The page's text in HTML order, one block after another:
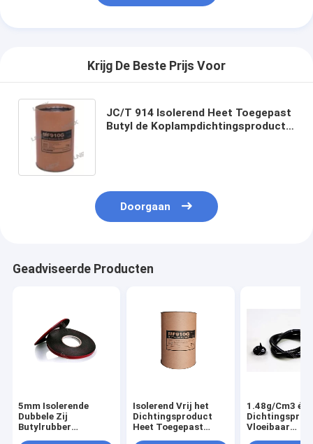
Krijg De Beste Prijs Voor
JC/T 914 Isolerend Heet Toegepast
Butyl de Koplampdichtingsproduct
Doorgaan
Geadviseerde Producten
5mm Isolerende
Dubbele Zij
Butylrubber
Isolerend Vrij het
Dichtingsproduct
Heet Toegepast
1.48g/Cm3
Vloeibaar